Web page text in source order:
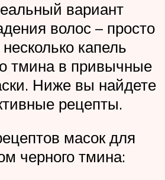
вариант
волос – просто
капель
тмина в привычные
Ниже вы найдете
рецепты.
масок для
черного тмина: